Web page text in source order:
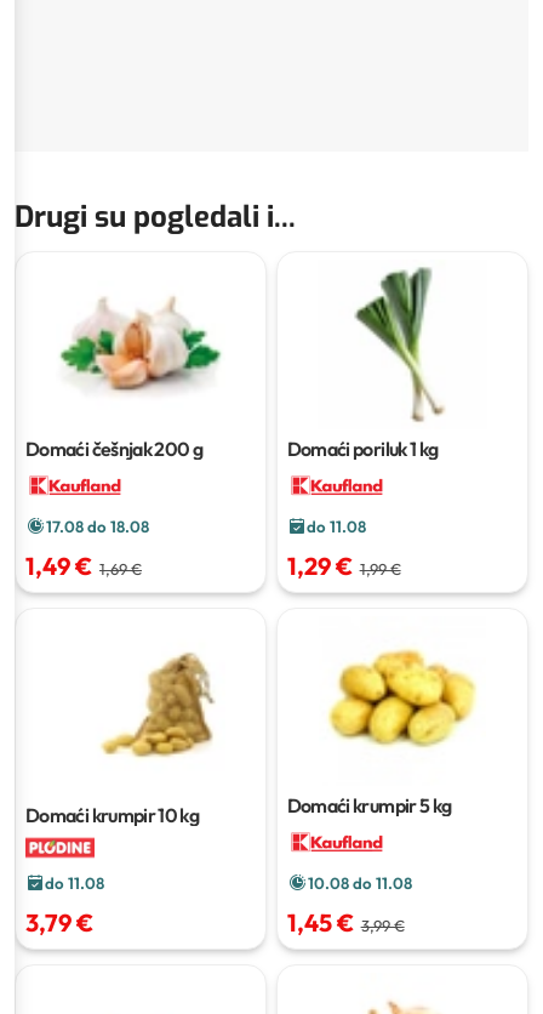
Drugi su pogledali i...
Domaći češnjak200 g
17.08 do 18.08
1,49 € 1,69 €
Domaći poriluk1 kg
do 11.08
1,29 € 1,99 €
Domaći krumpir10 kg
do 11.08
3,79 €
Domaći krumpir5 kg
10.08 do 11.08
1,45 € 3,99 €